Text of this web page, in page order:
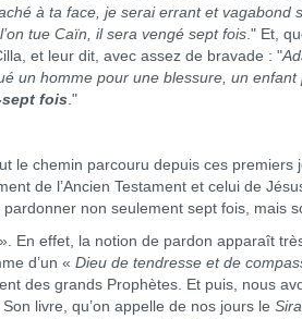
à ta face, je serai errant et
tue Caïn, il sera vengé sept fois." Et,
et leur dit, avec assez de bravade : "
un homme pour une blessure, un
fois."
parcouru depuis ces premiers
de l’Ancien Testament et celui de
pardonner non seulement sept fois, mais
effet, la notion de pardon apparaît très
d’un « Dieu de tendresse et de
des grands Prophètes. Et puis, nous
livre, qu’on appelle de nos jours le